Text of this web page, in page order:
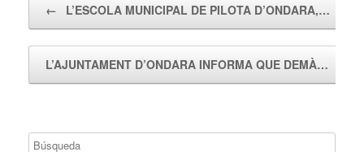
← L’ESCOLA MUNICIPAL DE PILOTA D’ONDARA,…
L’AJUNTAMENT D’ONDARA INFORMA QUE DEMÀ…